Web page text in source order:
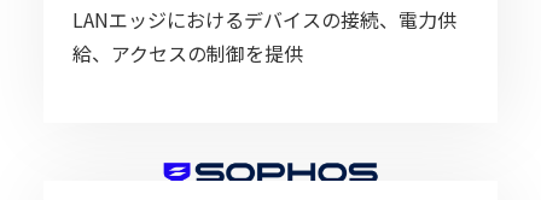
LANエッジにおけるデバイスの接続、電力供
給、アクセスの制御を提供